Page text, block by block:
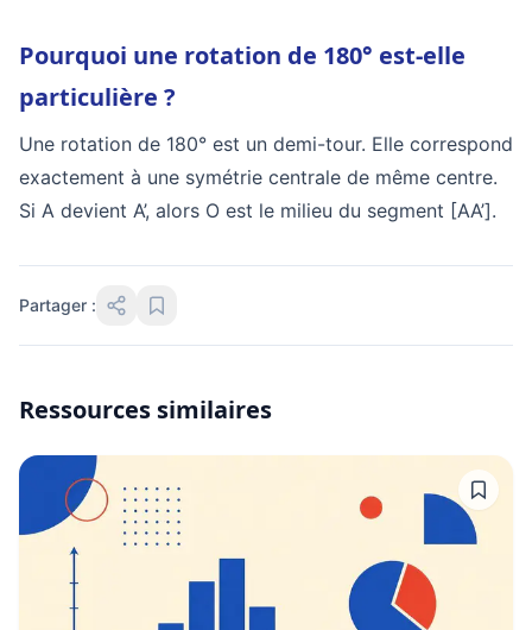
Pourquoi une rotation de 180° est-elle
particulière ?
Une rotation de 180° est un demi-tour. Elle correspond
exactement à une symétrie centrale de même centre.
Si A devient A’, alors O est le milieu du segment [AA’].
Partager :
Ressources similaires